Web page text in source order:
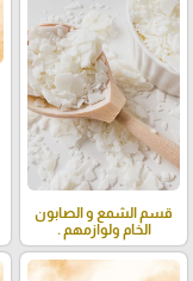
قسم الشمع و الصابون
الخام ولوازمهم .